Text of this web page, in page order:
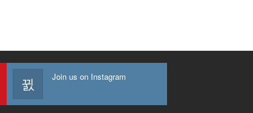
Join us on Instagram